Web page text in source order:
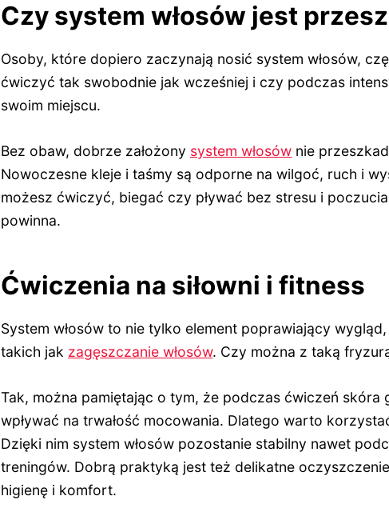
Czy system włosów jest
Osoby, które dopiero zaczynają nosić system włosów,
ćwiczyć tak swobodnie jak wcześniej i czy podczas
swoim miejscu.
Bez obaw, dobrze założony system włosów nie
Nowoczesne kleje i taśmy są odporne na wilgoć, ruch i
możesz ćwiczyć, biegać czy pływać bez stresu i
powinna.
Ćwiczenia na siłowni i fitness
System włosów to nie tylko element poprawiający
takich jak zagęszczanie włosów. Czy można z taką
Tak, można pamiętając o tym, że podczas ćwiczeń skóra
wpływać na trwałość mocowania. Dlatego warto
Dzięki nim system włosów pozostanie stabilny nawet
treningów. Dobrą praktyką jest też delikatne
higienę i komfort.